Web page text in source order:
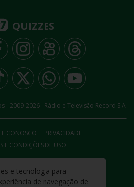
QUIZZES
- 2009-2026- Rádio e Televisão Record S.A
CONOSCO
PRIVACIDADE
E CONDIÇÕES DE USO
e tecnologia para
de navegação de